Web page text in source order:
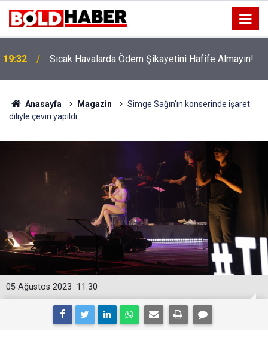
19:32 Sıcak Havalarda Ödem Şikayetini Hafife Almayın!
Anasayfa Magazin
Simge Sağın'ın konserinde işaret
diliyle çeviri yapıldı
11:30
05 Ağustos 2023